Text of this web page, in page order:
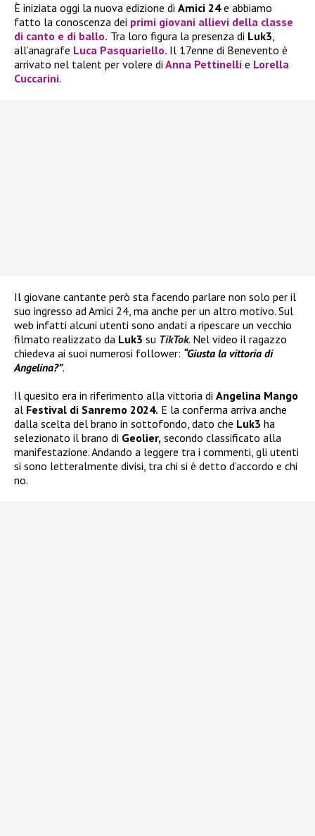
È iniziata oggi la nuova edizione di Amici 24e abbiamo
fatto la conoscenza dei primi giovani allievi della classe
di canto e di ballo. Tra loro figura la presenza di Luk3,
all’anagrafe Luca Pasquariello. Il 17enne di Benevento è
arrivato nel talent per volere di Anna Pettinelli e Lorella
Cuccarini.
Il giovane cantante però sta facendo parlare non solo per il
suo ingresso ad Amici 24, ma anche per un altro motivo. Sul
web infatti alcuni utenti sono andati a ripescare un vecchio
filmato realizzato da Luk3 su TikTok. Nel video il ragazzo
chiedeva ai suoi numerosi follower: “Giusta la vittoria di
Angelina?”.
Il quesito era in riferimento alla vittoria di Angelina Mango
al Festival di Sanremo 2024. E la conferma arriva anche
dalla scelta del brano in sottofondo, dato che Luk3 ha
selezionato il brano di Geolier, secondo classificato alla
manifestazione. Andando a leggere tra i commenti, gli utenti
si sono letteralmente divisi, tra chi si è detto d’accordo e chi
no.